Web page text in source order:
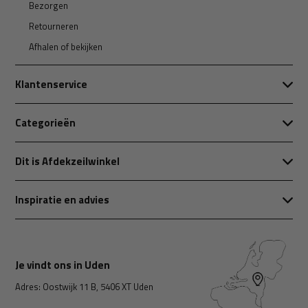
Bezorgen
Retourneren
Afhalen of bekijken
Klantenservice
Categorieën
Dit is Afdekzeilwinkel
Inspiratie en advies
Je vindt ons in Uden
Adres: Oostwijk 11 B, 5406 XT Uden